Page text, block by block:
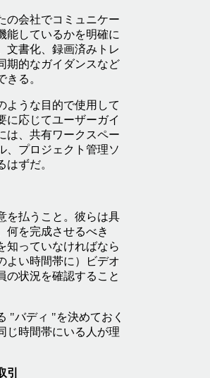
の会社でコミュニケー
能しているかを明確に
文書化、録画済みトレ
期的なガイダンスなど
きる。
ような目的で使用して
に応じてユーザーガイ
は、共有ワークスペー
、プロジェクト管理ソ
はずだ。
を払うこと。彼らは具
何を完成させるべき
知っていなければなら
よい時間帯に）ビデオ
の状況を確認すること
"バディ "を決めておく
じ時間帯にいる人が理
引